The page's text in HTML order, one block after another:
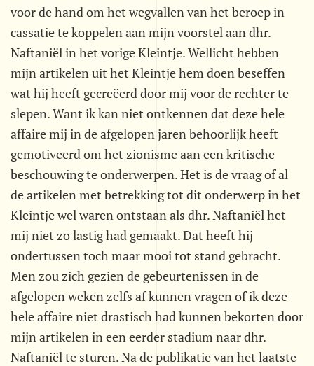
voor de hand om het wegvallen van het beroep in
cassatie te koppelen aan mijn voorstel aan dhr.
Naftaniël in het vorige Kleintje. Wellicht hebben
mijn artikelen uit het Kleintje hem doen beseffen
wat hij heeft gecreëerd door mij voor de rechter te
slepen. Want ik kan niet ontkennen dat deze hele
affaire mij in de afgelopen jaren behoorlijk heeft
gemotiveerd om het zionisme aan een kritische
beschouwing te onderwerpen. Het is de vraag of al
de artikelen met betrekking tot dit onderwerp in het
Kleintje wel waren ontstaan als dhr. Naftaniël het
mij niet zo lastig had gemaakt. Dat heeft hij
ondertussen toch maar mooi tot stand gebracht.
Men zou zich gezien de gebeurtenissen in de
afgelopen weken zelfs af kunnen vragen of ik deze
hele affaire niet drastisch had kunnen bekorten door
mijn artikelen in een eerder stadium naar dhr.
Naftaniël te sturen. Na de publikatie van het laatste